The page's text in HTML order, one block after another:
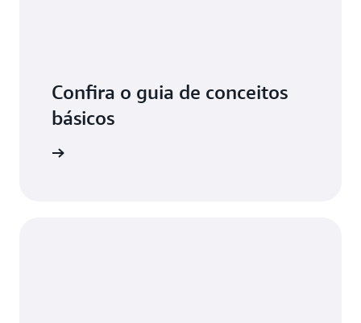
Confira o guia de conceitos
básicos